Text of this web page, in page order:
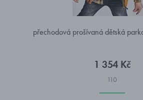
přechodová prošívaná dětská
1 354 Kč
110